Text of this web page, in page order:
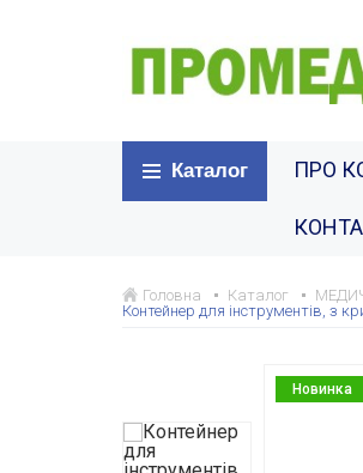
Каталог ПРО
Головна Каталог
Контейнер для інструментів, з
Новинка